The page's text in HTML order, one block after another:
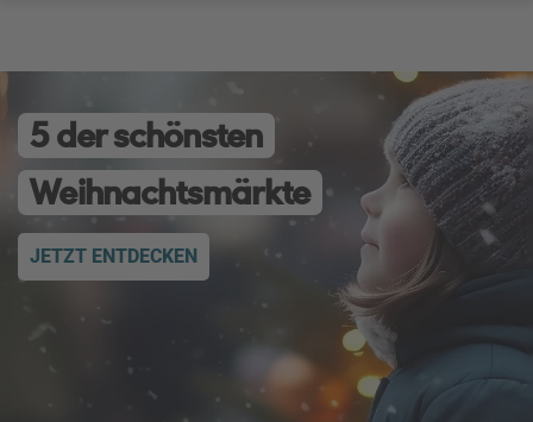
5 der schönsten
Weihnachtsmärkte
JETZT ENTDECKEN